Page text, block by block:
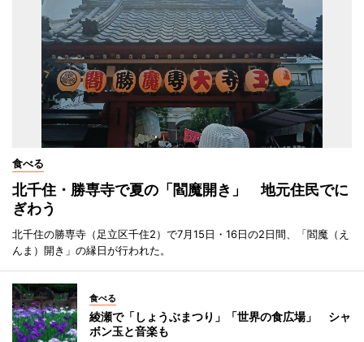
食べる
北千住・勝専寺で夏の「閻魔開き」 地元住民でに
ぎわう
北千住の勝専寺（足立区千住2）で7月15日・16日の2日間、「閻魔（え
んま）開き」の縁日が行われた。
食べる
綾瀬で「しょうぶまつり」「世界の食広場」 シャ
ボン玉と音楽も